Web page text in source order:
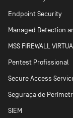
Endpoint Security
Managed Detection
MSS FIREWALL
Pentest Profissional
Secure Access
Seguraça de
SIEM